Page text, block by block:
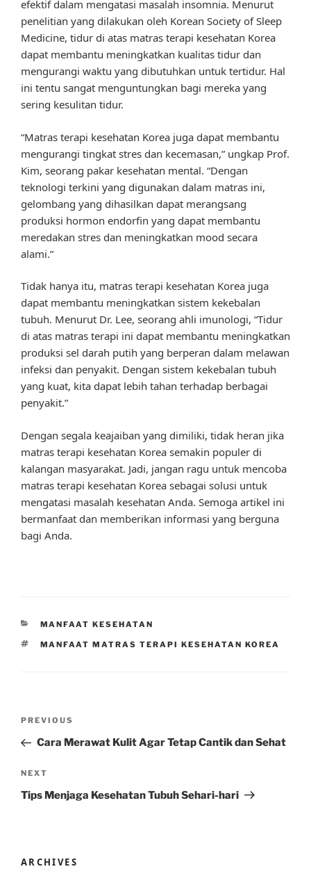
efektif dalam mengatasi masalah insomnia. Menurut
penelitian yang dilakukan oleh Korean Society of Sleep
Medicine, tidur di atas matras terapi kesehatan Korea
dapat membantu meningkatkan kualitas tidur dan
mengurangi waktu yang dibutuhkan untuk tertidur. Hal
ini tentu sangat menguntungkan bagi mereka yang
sering kesulitan tidur.
“Matras terapi kesehatan Korea juga dapat membantu
mengurangi tingkat stres dan kecemasan,” ungkap Prof.
Kim, seorang pakar kesehatan mental. “Dengan
teknologi terkini yang digunakan dalam matras ini,
gelombang yang dihasilkan dapat merangsang
produksi hormon endorfin yang dapat membantu
meredakan stres dan meningkatkan mood secara
alami.”
Tidak hanya itu, matras terapi kesehatan Korea juga
dapat membantu meningkatkan sistem kekebalan
tubuh. Menurut Dr. Lee, seorang ahli imunologi, “Tidur
di atas matras terapi ini dapat membantu meningkatkan
produksi sel darah putih yang berperan dalam melawan
infeksi dan penyakit. Dengan sistem kekebalan tubuh
yang kuat, kita dapat lebih tahan terhadap berbagai
penyakit.”
Dengan segala keajaiban yang dimiliki, tidak heran jika
matras terapi kesehatan Korea semakin populer di
kalangan masyarakat. Jadi, jangan ragu untuk mencoba
matras terapi kesehatan Korea sebagai solusi untuk
mengatasi masalah kesehatan Anda. Semoga artikel ini
bermanfaat dan memberikan informasi yang berguna
bagi Anda.
CATEGORIES
MANFAAT KESEHATAN
TAGS
MANFAAT MATRAS TERAPI KESEHATAN KOREA
Previous
Post
PREVIOUS
Cara Merawat Kulit Agar Tetap Cantik dan Sehat
Next
Post
NEXT
Tips Menjaga Kesehatan Tubuh Sehari-hari
ARCHIVES